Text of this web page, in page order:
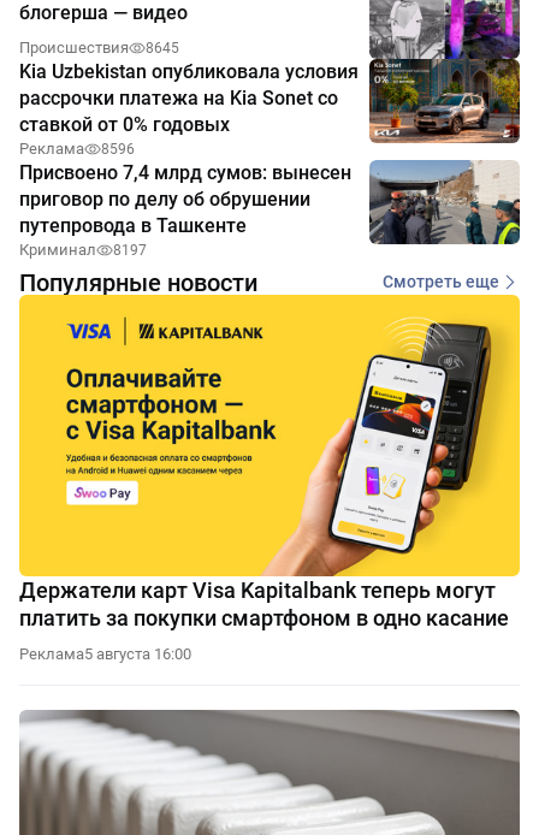
блогерша — видео
Происшествия 8645
Kia Uzbekistan опубликовала условия
рассрочки платежа на Kia Sonet со
ставкой от 0% годовых
Реклама 8596
Присвоено 7,4 млрд сумов: вынесен
приговор по делу об обрушении
путепровода в Ташкенте
Криминал 8197
Популярные новости Смотреть еще
Держатели карт Visa Kapitalbank теперь могут
платить за покупки смартфоном в одно касание
Реклама5 августа 16:00